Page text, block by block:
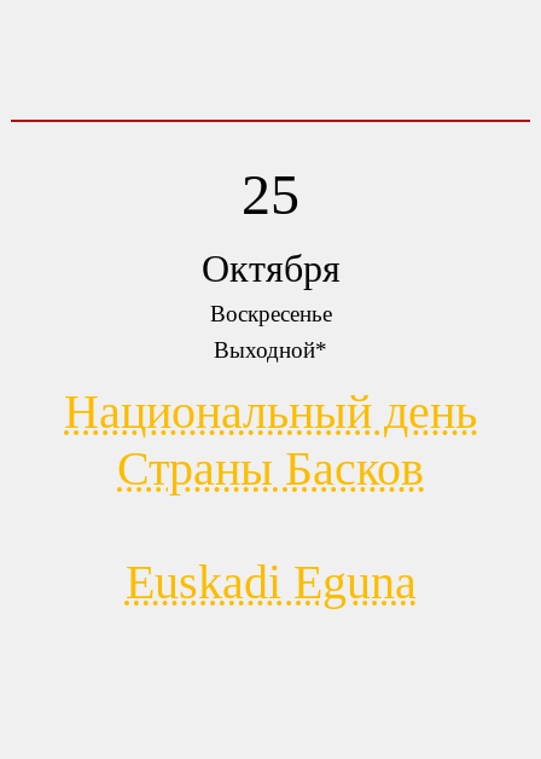
25
Октября
Воскресенье
Выходной*
Национальный день
Страны Басков
Euskadi Eguna